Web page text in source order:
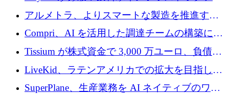
プラットフォームを拡張するために 242 万ユ
ーロを調達
アルメトラ、よりスマートな製造を推進する
ためにシリーズ A で 1,630 万ユーロを確保
Compri、AI を活用した調達チームの構築に
320 万ユーロを確保
Tissium が株式資金で 3,000 万ユーロ、負債で
3,000 万ユーロを調達
LiveKid、ラテンアメリカでの拡大を目指して
Aldea を買収
SuperPlane、生産業務を AI ネイティブのワー